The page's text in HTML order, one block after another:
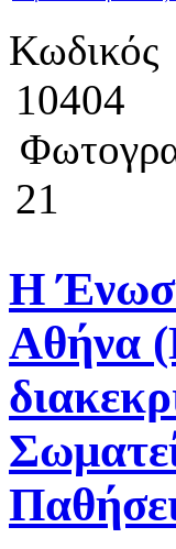
Κωδικός
10404
21
Η
Αθήνα